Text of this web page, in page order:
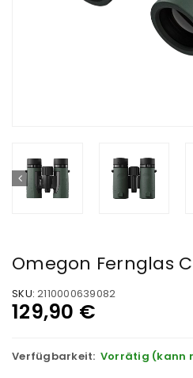
Omegon Fernglas
SKU: 2110000639082
129,90 €
Verfügbarkeit: Vorrätig (kann